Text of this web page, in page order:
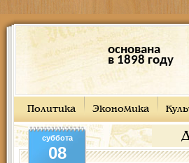
основана
в 1898 году
Политика Экономика
суббота
08